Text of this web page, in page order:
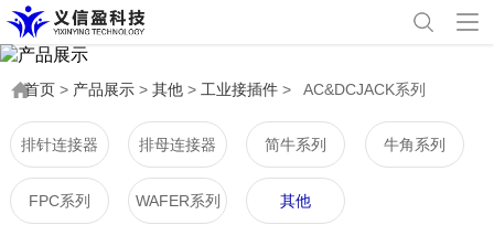
首页 > 产品展示 >其他 > 工业接插件 > AC&DCJACK系列
排针连接器 排母连接器 简牛系列 牛角系列
FPC系列 WAFER系列 其他